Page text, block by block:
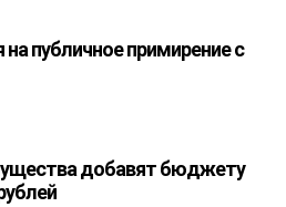
публичное примирение с
добавят бюджету